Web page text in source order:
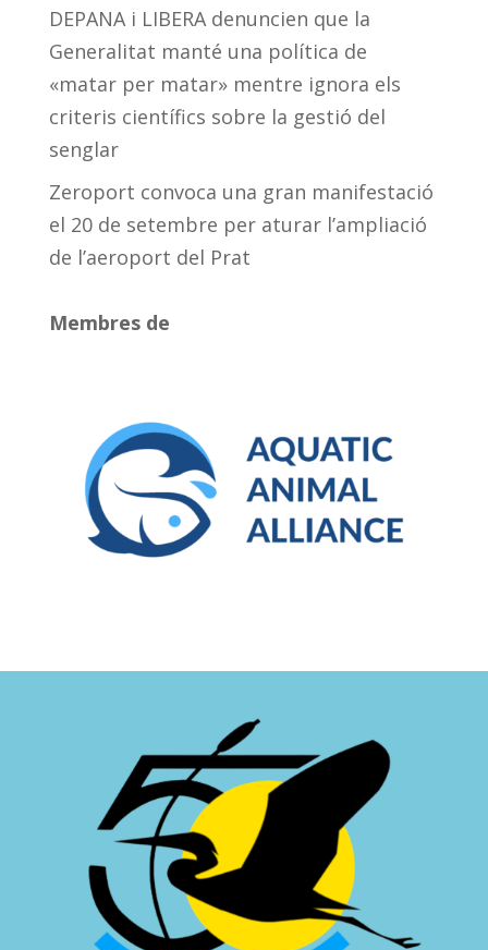
DEPANA i LIBERA denuncien que la
Generalitat manté una política de
«matar per matar» mentre ignora els
criteris científics sobre la gestió del
senglar
Zeroport convoca una gran manifestació
el 20 de setembre per aturar l’ampliació
de l’aeroport del Prat
Membres de